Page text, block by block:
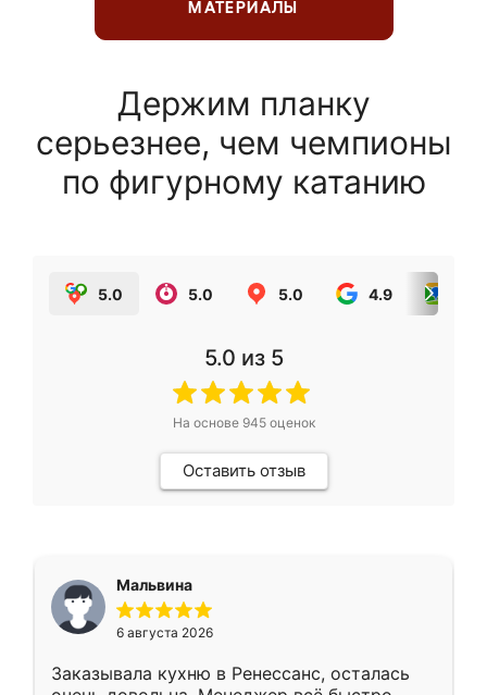
МАТЕРИАЛЫ
Держим планку
серьезнее, чем чемпионы
по фигурному катанию
5.0 5.0 5.0 4.9
5.0 из 5
На основе 945оценок
Оставить отзыв
Мальвина
6 августа 2026
Заказывала кухню в Ренессанс, осталась